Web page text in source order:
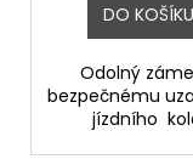
DO KOŠÍKU
Odolný
bezpečnému
jízdního